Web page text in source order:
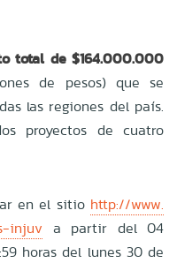
total de $164.000.000
de pesos) que se
las regiones del país.
proyectos de cuatro
en el sitio http://www.
injuv a partir del 04
horas del lunes 30 de